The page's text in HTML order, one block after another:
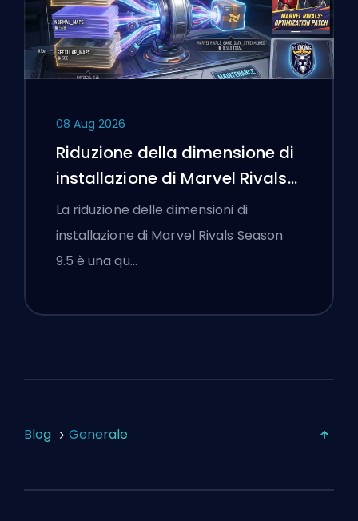
08 Aug 2026
Riduzione della dimensione di
installazione di Marvel Rivals
Season 9.5 Spiegata
La riduzione delle dimensioni di
installazione di Marvel Rivals Season
9.5 è una qu…
Blog Generale